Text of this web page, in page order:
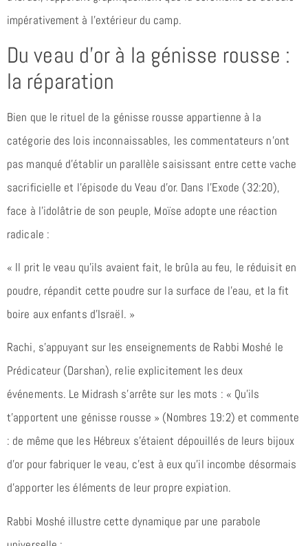
impérativement à l’extérieur du camp.
Du veau d’or à la génisse rousse :
la réparation
Bien que le rituel de la génisse rousse appartienne à la
catégorie des lois inconnaissables, les commentateurs n’ont
pas manqué d’établir un parallèle saisissant entre cette vache
sacrificielle et l’épisode du Veau d’or. Dans l’Exode (32:20),
face à l’idolâtrie de son peuple, Moïse adopte une réaction
radicale :
« Il prit le veau qu’ils avaient fait, le brûla au feu, le réduisit en
poudre, répandit cette poudre sur la surface de l’eau, et la fit
boire aux enfants d’Israël. »
Rachi, s’appuyant sur les enseignements de Rabbi Moshé le
Prédicateur (Darshan), relie explicitement les deux
événements. Le Midrash s’arrête sur les mots : « Qu’ils
t’apportent une génisse rousse » (Nombres 19:2) et commente
: de même que les Hébreux s’étaient dépouillés de leurs bijoux
d’or pour fabriquer le veau, c’est à eux qu’il incombe désormais
d’apporter les éléments de leur propre expiation.
Rabbi Moshé illustre cette dynamique par une parabole